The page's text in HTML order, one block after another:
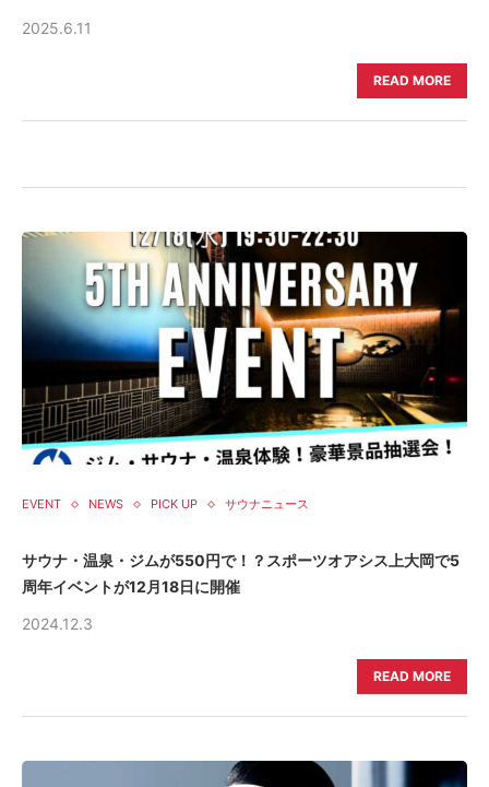
2025.6.11
READ MORE
EVENT NEWS PICK UP サウナニュース
サウナ・温泉・ジムが550円で！？スポーツオアシス上大岡で5
周年イベントが12月18日に開催
2024.12.3
READ MORE